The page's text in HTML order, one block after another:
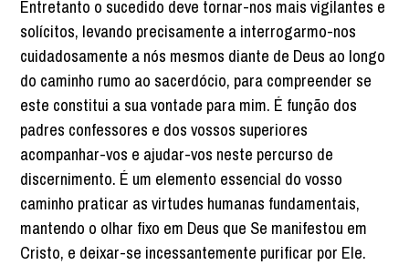
Entretanto o sucedido deve tornar-nos mais vigilantes e
solícitos, levando precisamente a interrogarmo-nos
cuidadosamente a nós mesmos diante de Deus ao longo
do caminho rumo ao sacerdócio, para compreender se
este constitui a sua vontade para mim. É função dos
padres confessores e dos vossos superiores
acompanhar-vos e ajudar-vos neste percurso de
discernimento. É um elemento essencial do vosso
caminho praticar as virtudes humanas fundamentais,
mantendo o olhar fixo em Deus que Se manifestou em
Cristo, e deixar-se incessantemente purificar por Ele.